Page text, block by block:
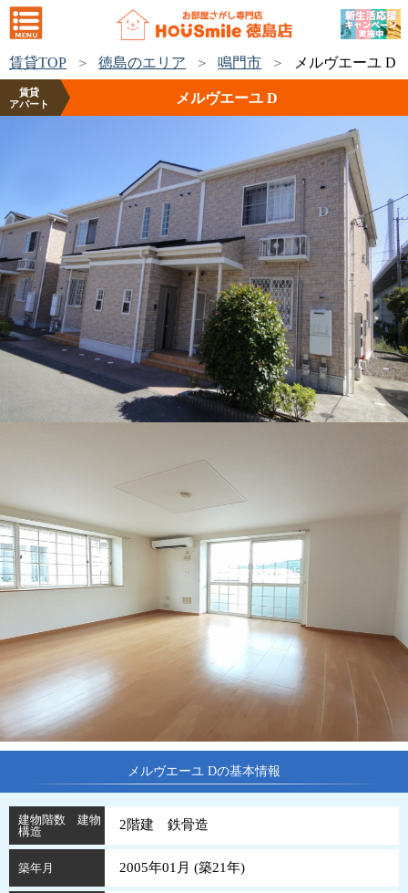
賃貸TOP 徳島のエリア 鳴門市 メルヴエーユ D
賃貸
アパート
メルヴエーユ D
メルヴエーユ Dの基本情報
建物階数 建物
構造
2階建 鉄骨造
築年月 2005年01月 (築21年)